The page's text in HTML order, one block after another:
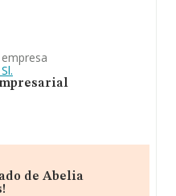
de Abelia